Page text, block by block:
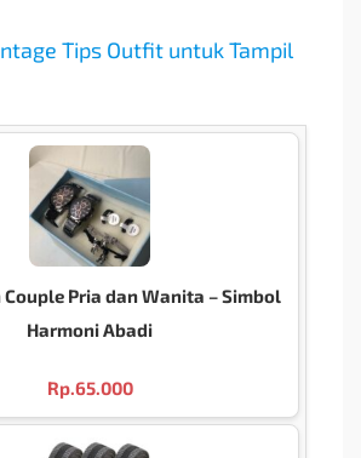
Tips Outfit untuk Tampil
Couple Pria dan Wanita – Simbol
Harmoni Abadi
Rp.65.000